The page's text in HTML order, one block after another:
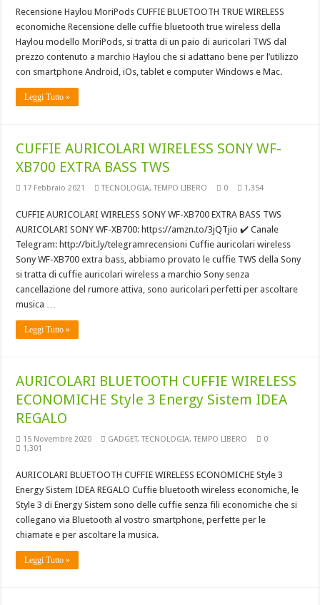
Recensione Haylou MoriPods CUFFIE BLUETOOTH TRUE WIRELESS
economiche Recensione delle cuffie bluetooth true wireless della
Haylou modello MoriPods, si tratta di un paio di auricolari TWS dal
prezzo contenuto a marchio Haylou che si adattano bene per l’utilizzo
con smartphone Android, iOs, tablet e computer Windows e Mac.
Leggi Tutto »
CUFFIE AURICOLARI WIRELESS SONY WF-
XB700 EXTRA BASS TWS
17 Febbraio 2021 TECNOLOGIA,TEMPO LIBERO 0 1,354
CUFFIE AURICOLARI WIRELESS SONY WF-XB700 EXTRA BASS TWS
AURICOLARI SONY WF-XB700: https://amzn.to/3jQTjio​ ✔️ Canale
Telegram: http://bit.ly/telegramrecensioni​ Cuffie auricolari wireless
Sony WF-XB700 extra bass, abbiamo provato le cuffie TWS della Sony
si tratta di cuffie auricolari wireless a marchio Sony senza
cancellazione del rumore attiva, sono auricolari perfetti per ascoltare
musica …
Leggi Tutto »
AURICOLARI BLUETOOTH CUFFIE WIRELESS
ECONOMICHE Style 3 Energy Sistem IDEA
REGALO
15 Novembre 2020 GADGET,TECNOLOGIA,TEMPO LIBERO
0
1,301
AURICOLARI BLUETOOTH CUFFIE WIRELESS ECONOMICHE Style 3
Energy Sistem IDEA REGALO Cuffie bluetooth wireless economiche, le
Style 3 di Energy Sistem sono delle cuffie senza fili economiche che si
collegano via Bluetooth al vostro smartphone, perfette per le
chiamate e per ascoltare la musica.
Leggi Tutto »